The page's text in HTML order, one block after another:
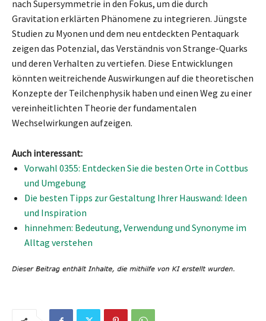
nach Supersymmetrie in den Fokus, um die durch
Gravitation erklärten Phänomene zu integrieren. Jüngste
Studien zu Myonen und dem neu entdeckten Pentaquark
zeigen das Potenzial, das Verständnis von Strange-Quarks
und deren Verhalten zu vertiefen. Diese Entwicklungen
könnten weitreichende Auswirkungen auf die theoretischen
Konzepte der Teilchenphysik haben und einen Weg zu einer
vereinheitlichten Theorie der fundamentalen
Wechselwirkungen aufzeigen.
Auch interessant:
Vorwahl 0355: Entdecken Sie die besten Orte in Cottbus
und Umgebung
Die besten Tipps zur Gestaltung Ihrer Hauswand: Ideen
und Inspiration
hinnehmen: Bedeutung, Verwendung und Synonyme im
Alltag verstehen